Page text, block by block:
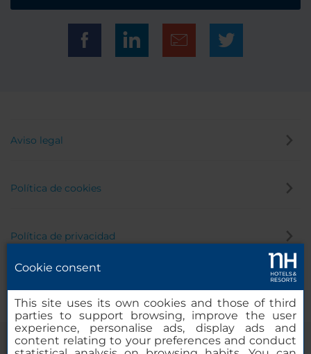
Aviso legal
Política de cookies
Política de privacidad
Cookie consent
This site uses its own cookies and those of third
parties to support browsing, improve the user
experience, personalise ads, display ads and
content relating to your preferences and conduct